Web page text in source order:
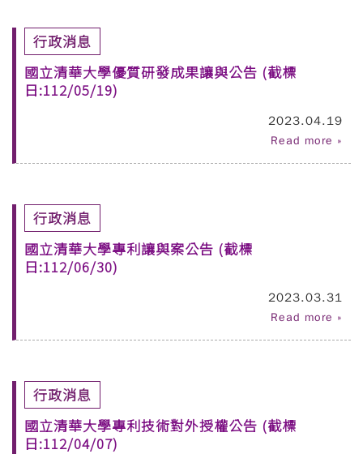
行政消息
國立清華大學優質研發成果讓與公告 (截標
日:112/05/19)
2023.04.19
Read more »
行政消息
國立清華大學專利讓與案公告 (截標
日:112/06/30)
2023.03.31
Read more »
行政消息
國立清華大學專利技術對外授權公告 (截標
日:112/04/07)